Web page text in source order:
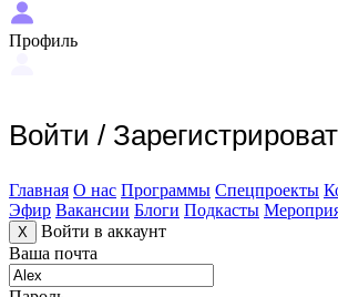
Профиль
Войти /
Главная О нас Программы Спецпроекты
Эфир Вакансии Блоги Подкасты
X
Войти в аккаунт
Ваша почта